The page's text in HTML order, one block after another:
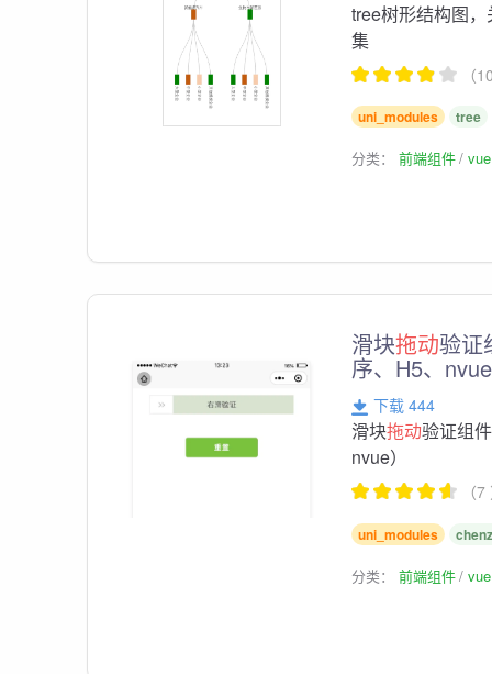
tree树形结构图
集
（
uni_modules tree
分类：前端组件
滑块拖动验证
序、H5、
下载 444
滑块拖动验证组
nvue）
（
uni_modules
分类：前端组件